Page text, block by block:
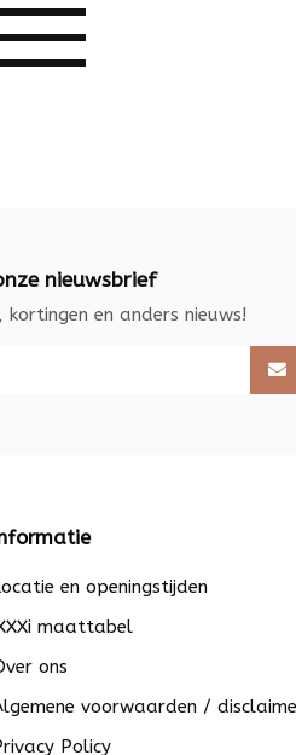
nieuwsbrief
en anders nieuws!
en openingstijden
maattabel
ons
voorwaarden /
Policy